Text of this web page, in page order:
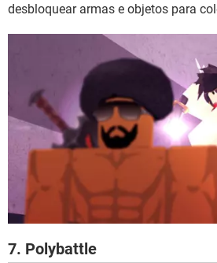
desbloquear armas e objetos para
7. Polybattle